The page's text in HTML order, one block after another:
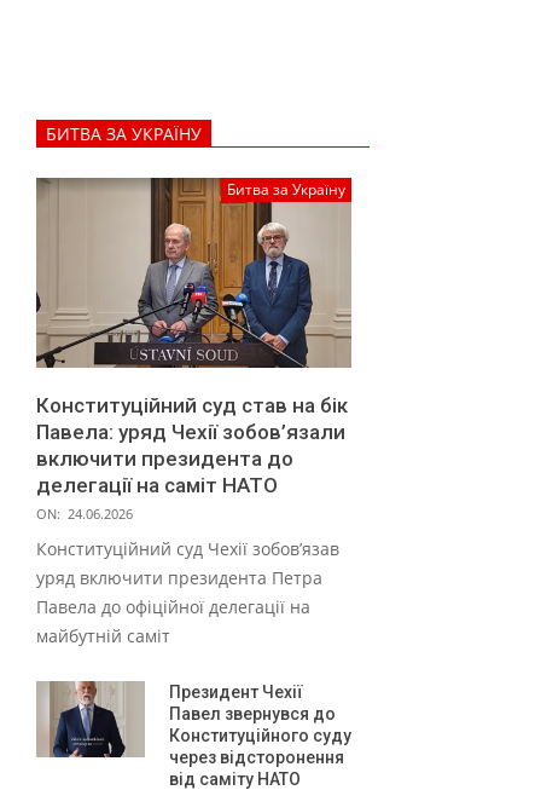
БИТВА ЗА УКРАЇНУ
Битва за Україну
Конституційний суд став на бік
Павела: уряд Чехії зобов’язали
включити президента до
делегації на саміт НАТО
ON: 24.06.2026
Конституційний суд Чехії зобов’язав
уряд включити президента Петра
Павела до офіційної делегації на
майбутній саміт
Президент Чехії
Павел звернувся до
Конституційного суду
через відсторонення
від саміту НАТО